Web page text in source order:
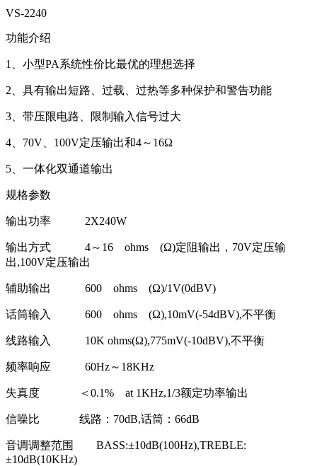
VS-2240
功能介绍
1、小型PA系统性价比最优的理想选择
2、具有输出短路、过载、过热等多种保护和警告功能
3、带压限电路、限制输入信号过大
4、70V、100V定压输出和4～16Ω
5、一体化双通道输出
规格参数
输出功率 2X240W
输出方式 4～16 ohms (Ω)定阻输出，70V定压输
出,100V定压输出
辅助输出 600 ohms (Ω)/1V(0dBV)
话筒输入 600 ohms (Ω),10mV(-54dBV),不平衡
线路输入 10K ohms(Ω),775mV(-10dBV),不平衡
频率响应 60Hz～18KHz
失真度 ＜0.1% at 1KHz,1/3额定功率输出
信噪比 线路：70dB,话筒：66dB
音调调整范围 BASS:±10dB(100Hz),TREBLE:
±10dB(10KHz)